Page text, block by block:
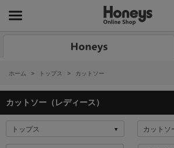
ホーム > トップス > カットソー
カットソー（レディース）